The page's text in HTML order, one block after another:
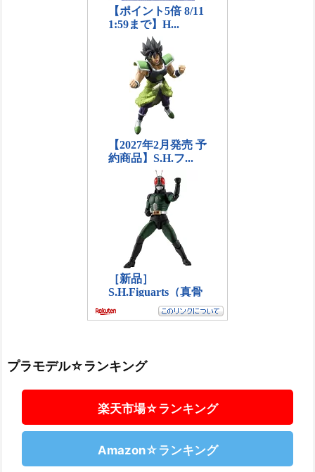
プラモデル☆ランキング
楽天市場☆ランキング
Amazon☆ランキング